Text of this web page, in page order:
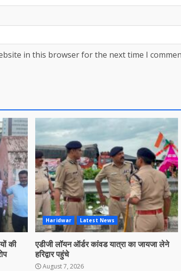
in this browser for the next time I
की
Haridwar Latest News
एडीजी लॉयन ऑर्डर कांवड यात्रा का जायजा लेने
हरिद्वार पहुंचे
August 7, 2026